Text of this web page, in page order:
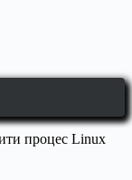
процес Linux